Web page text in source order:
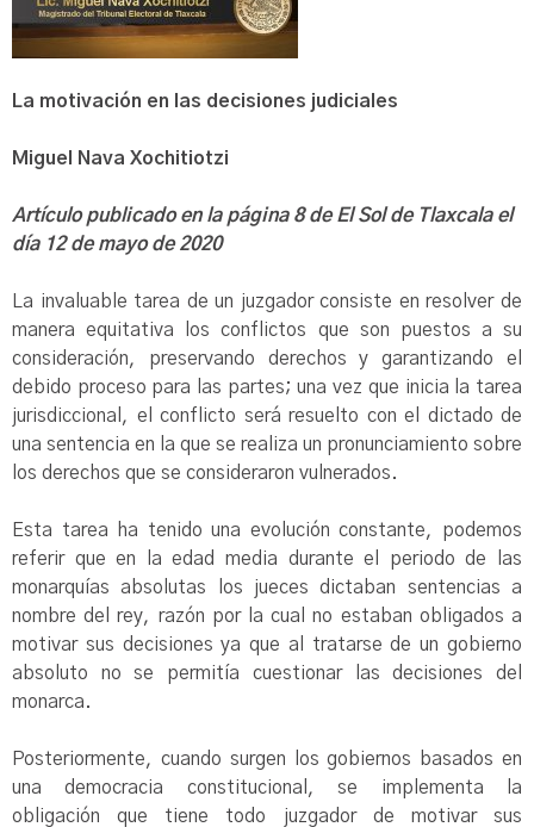
La motivación en las decisiones judiciales
Miguel Nava Xochitiotzi
Artículo publicado en la página 8 de El Sol de Tlaxcala el
día 12 de mayo de 2020
La invaluable tarea de un juzgador consiste en resolver de
manera equitativa los conflictos que son puestos a su
consideración, preservando derechos y garantizando el
debido proceso para las partes; una vez que inicia la tarea
jurisdiccional, el conflicto será resuelto con el dictado de
una sentencia en la que se realiza un pronunciamiento sobre
los derechos que se consideraron vulnerados.
Esta tarea ha tenido una evolución constante, podemos
referir que en la edad media durante el periodo de las
monarquías absolutas los jueces dictaban sentencias a
nombre del rey, razón por la cual no estaban obligados a
motivar sus decisiones ya que al tratarse de un gobierno
absoluto no se permitía cuestionar las decisiones del
monarca.
Posteriormente, cuando surgen los gobiernos basados en
una democracia constitucional, se implementa la
obligación que tiene todo juzgador de motivar sus